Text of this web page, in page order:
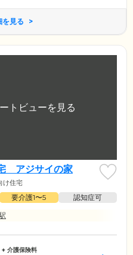
を見る
アジサイの家
け住宅
要介護1〜5
認知症可
+ 介護保険料